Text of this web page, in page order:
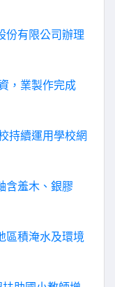
份有限公司辦理
，業製作完成
持續運用學校網
含羞木、銀膠
區積淹水及環境